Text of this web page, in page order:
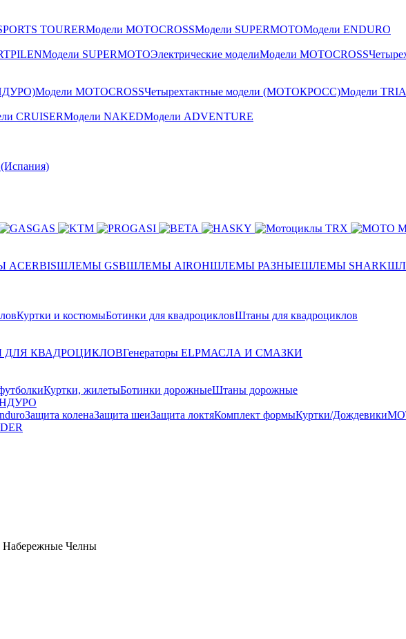
TOURERМодели MOTOCROSSМодели SUPERMOTOМодели ENDURO
Модели SUPERMOTOЭлектрические моделиМодели MOTOCROSS
Модели MOTOCROSSЧетырехтактные модели (МОТОКРОСС)Модели
CRUISERМодели NAKEDМодели ADVENTURE
ШЛЕМЫ GSBШЛЕМЫ AIROHШЛЕМЫ РАЗНЫЕШЛЕМЫ SHARK
Куртки и костюмыБотинки для квадроцикловШтаны для квадроциклов
ДЛЯ КВАДРОЦИКЛОВГенераторы ELPМАСЛА И СМАЗКИ
Куртки, жилетыБотинки дорожныеШтаны дорожные
Защита коленаЗащита шеиЗащита локтяКомплект формыКуртки/Дождевики
Набережные Челны